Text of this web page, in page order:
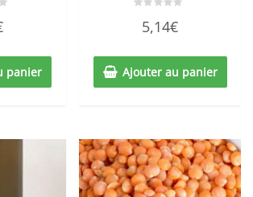
panier
sur
5,14€
Ajouter au panier